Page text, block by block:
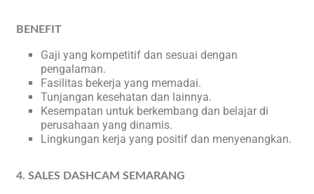
BENEFIT
Gaji yang kompetitif dan sesuai dengan
pengalaman.
Fasilitas bekerja yang memadai.
Tunjangan kesehatan dan lainnya.
Kesempatan untuk berkembang dan belajar di
perusahaan yang dinamis.
Lingkungan kerja yang positif dan menyenangkan.
4. SALES DASHCAM SEMARANG